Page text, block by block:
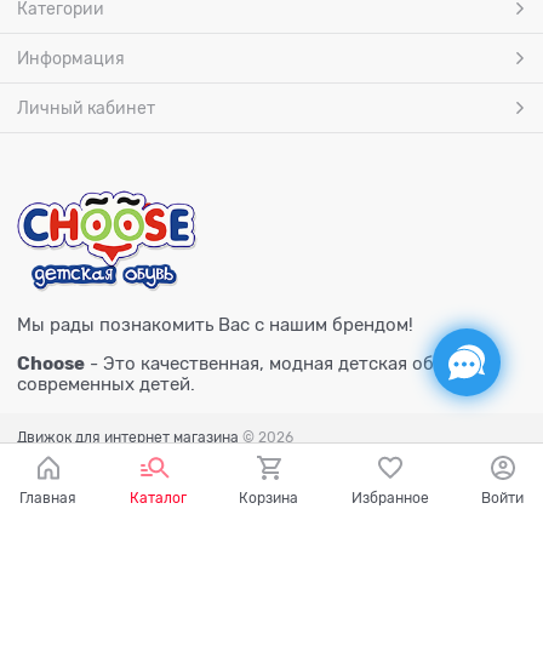
Категории
Информация
Личный кабинет
Мы рады познакомить Вас с нашим брендом!
Choose - Это качественная, модная детская обувь для
современных детей.
Движок для интернет магазина © 2026
Главная Каталог Корзина Избранное Войти